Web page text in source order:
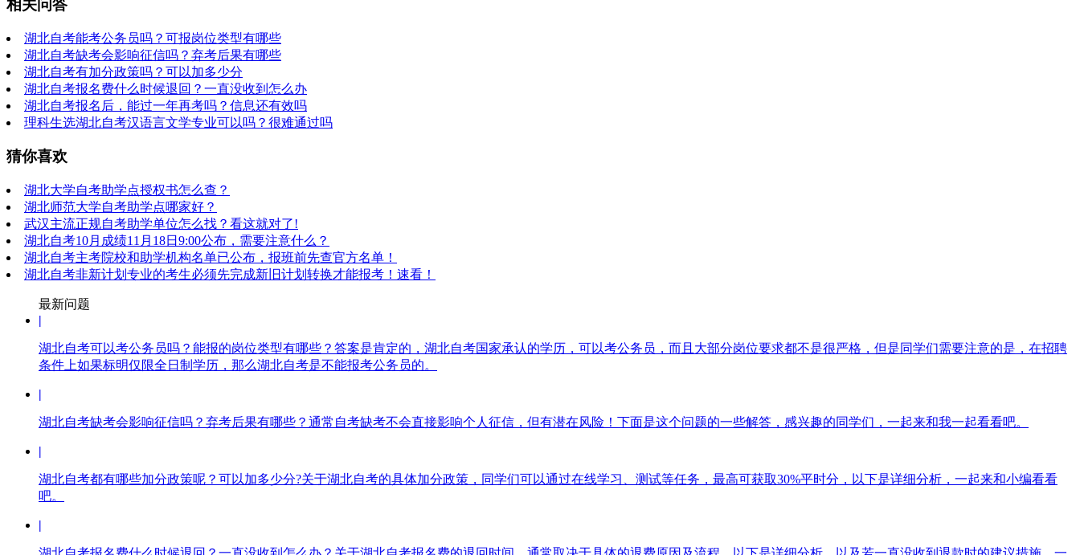
相关问答
湖北自考能考公务员吗？可报岗位类型有哪些
湖北自考缺考会影响征信吗？弃考后果有哪些
湖北自考有加分政策吗？可以加多少分
湖北自考报名费什么时候退回？一直没收到怎么办
湖北自考报名后，能过一年再考吗？信息还有效吗
理科生选湖北自考汉语言文学专业可以吗？很难通过吗
猜你喜欢
湖北大学自考助学点授权书怎么查？
湖北师范大学自考助学点哪家好？
武汉主流正规自考助学单位怎么找？看这就对了!
湖北自考10月成绩11月18日9:00公布，需要注意什么？
湖北自考主考院校和助学机构名单已公布，报班前先查官方名单！
湖北自考非新计划专业的考生必须先完成新旧计划转换才能报考！速看！
最新问题
|
湖北自考可以考公务员吗？能报的岗位类型有哪些？答案是肯定的，湖北自考国家承认的学历，可以考公务员，而且大部分岗位要求都不是很严格，但是同学们需要注意的是，在招聘
条件上如果标明仅限全日制学历，那么湖北自考是不能报考公务员的。
|
湖北自考缺考会影响征信吗？弃考后果有哪些？通常自考缺考不会直接影响个人征信，但有潜在风险！下面是这个问题的一些解答，感兴趣的同学们，一起来和我一起看看吧。
|
湖北自考都有哪些加分政策呢？可以加多少分?关于湖北自考的具体加分政策，同学们可以通过在线学习、测试等任务，最高可获取30%平时分，以下是详细分析，一起来和小编看看
吧。
|